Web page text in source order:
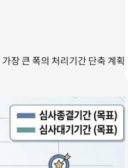
장 큰 폭의 처리기간 단축 계획